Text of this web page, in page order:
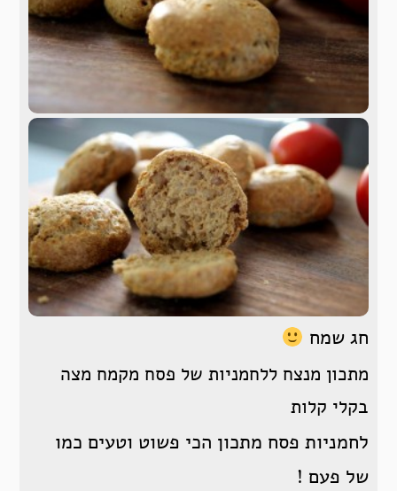
חג שמח
מתכון מנצח ללחמניות של פסח מקמח מצה
בקלי קלות
לחמניות פסח מתכון הכי פשוט וטעים כמו
של פעם !